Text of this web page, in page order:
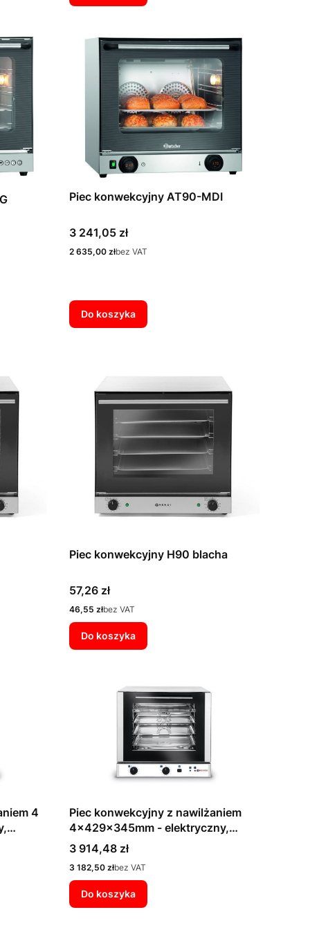
Piec konwekcyjny AT90-MDI
Cena
3 241,05 zł
Cena
2 635,00 złbez VAT
Do koszyka
Piec konwekcyjny H90 blacha
Cena
57,26 zł
Cena
46,55 złbez VAT
Do koszyka
4
Piec konwekcyjny z nawilżaniem
4x429x345mm - elektryczny,
sterowanie manualne
Cena
3 914,48 zł
Cena
3 182,50 złbez VAT
Do koszyka